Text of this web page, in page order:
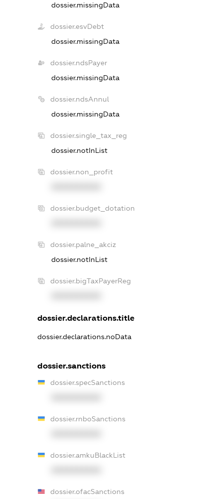
dossier.missingData
dossier.esvDebt
dossier.missingData
dossier.ndsPayer
dossier.missingData
dossier.ndsAnnul
dossier.missingData
dossier.single_tax_reg
dossier.notInList
dossier.non_profit
dossier.budget_dotation
dossier.palne_akciz
dossier.notInList
dossier.bigTaxPayerReg
dossier.declarations.title
dossier.declarations.noData
dossier.sanctions
dossier.specSanctions
dossier.rnboSanctions
dossier.amkuBlackList
dossier.ofacSanctions